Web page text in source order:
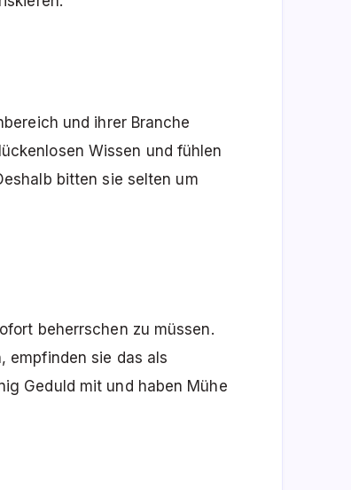
und ihrer Branche
Wissen und fühlen
bitten sie selten um
beherrschen zu müssen.
empfinden sie das als
Geduld mit und haben Mühe